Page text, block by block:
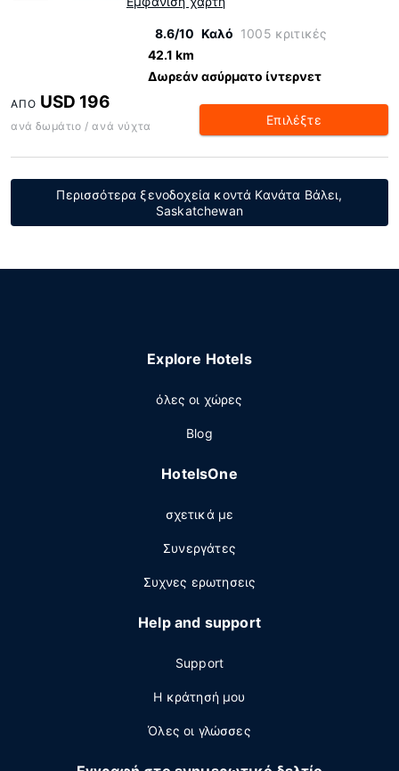
8.6/10 Καλό 1005 κριτικές
42.1 km
Δωρεάν ασύρματο ίντερνετ
ΑΠΌ USD 196
ανά δωμάτιο / ανά νύχτα Επιλέξτε
Περισσότερα ξενοδοχεία κοντά Κανάτα Βάλει,
Saskatchewan
Explore Hotels
όλες οι χώρες
Blog
HotelsOne
σχετικά με
Συνεργάτες
Συχνες ερωτησεις
Help and support
Support
Η κράτησή μου
Όλες οι γλώσσες